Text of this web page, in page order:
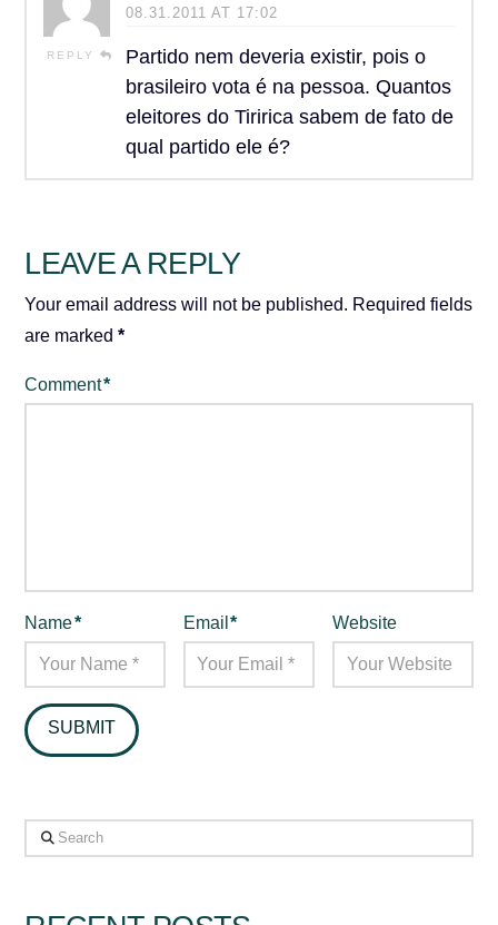
REPLY
08.31.2011 AT 17:02
Partido nem deveria existir, pois o
brasileiro vota é na pessoa. Quantos
eleitores do Tiririca sabem de fato de
qual partido ele é?
LEAVE A REPLY
Your email address will not be published. Required fields
are marked*
Comment*
Name* Email* Website
Search